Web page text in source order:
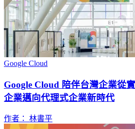
Google Cloud
Google Cloud 陪伴台灣企業從
企業邁向代理式企業新時代
作者： 林書平